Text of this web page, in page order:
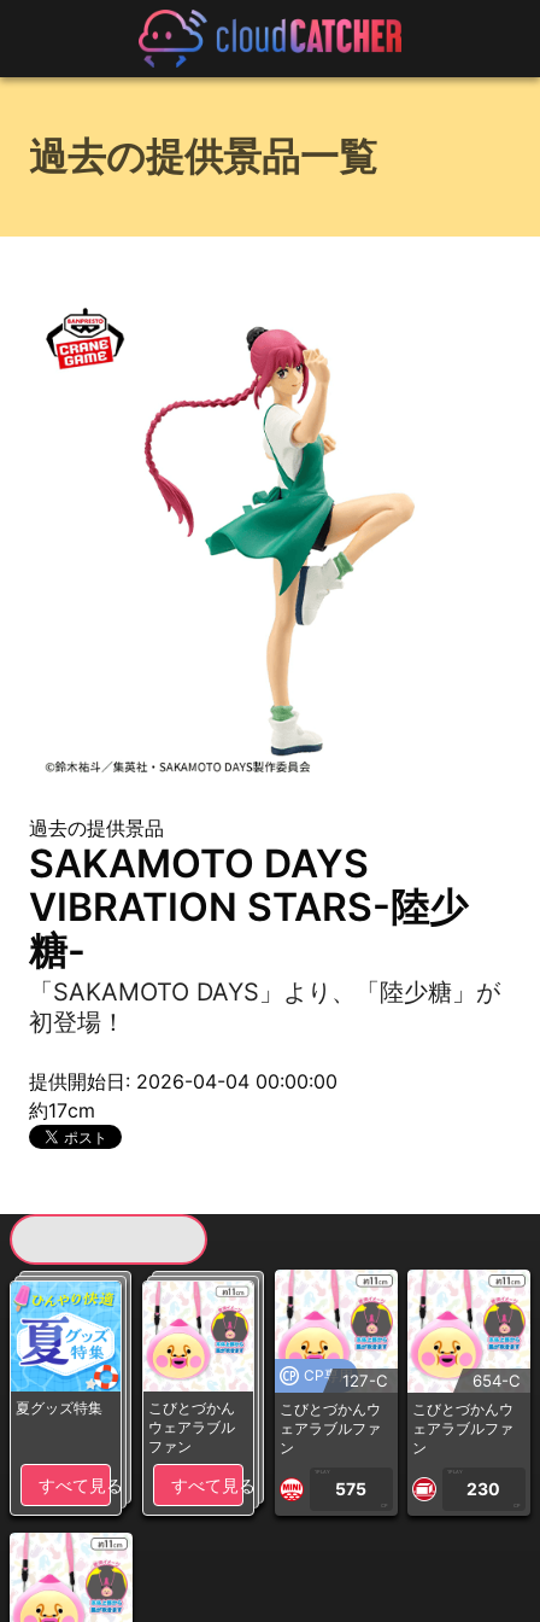
過去の提供景品一覧
過去の提供景品
SAKAMOTO DAYS
VIBRATION STARS-陸少
糖-
「SAKAMOTO DAYS」より、「陸少糖」が
初登場！
提供開始日: 2026-04-04 00:00:00
約17cm
夏グッズ特集
すべて見る
こびとづかん
ウェアラブル
ファン
すべて見る
CP専用127-C
こびとづかんウ
ェアラブルファ
ン
1PLAY
575
CP
654-C
こびとづかんウ
ェアラブルファ
ン
1PLAY
230
CP